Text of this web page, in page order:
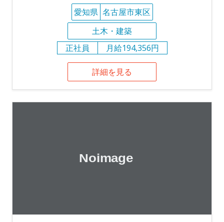
愛知県 名古屋市東区
土木・建築
正社員
月給194,356円
詳細を見る